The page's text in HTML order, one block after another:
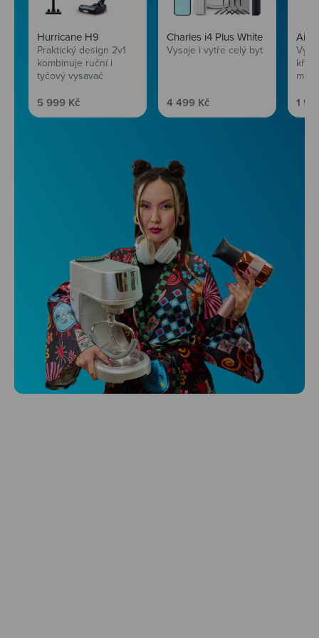
Hurricane H9
Praktický design 2v1
kombinuje ruční i
tyčový vysavač
Prodejní cena
5 999 Kč
Charles i4 Plus White
Vysaje i vytře celý byt
Prodejní cena
4 499 Kč 1
Niceboy ONE Ultra
Hlídá ti zdraví, spánek i pohyb a ještě k
tomu platí.